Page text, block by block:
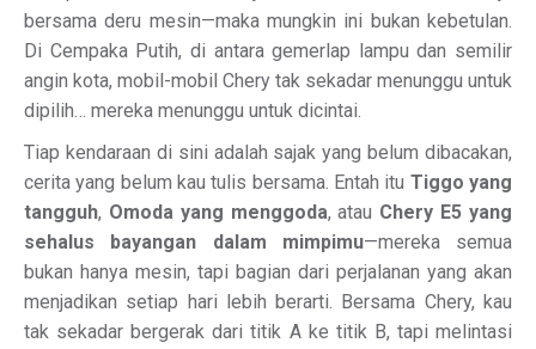
bersama deru mesin—maka mungkin ini bukan kebetulan.
Di Cempaka Putih, di antara gemerlap lampu dan semilir
angin kota, mobil-mobil Chery tak sekadar menunggu untuk
dipilih… mereka menunggu untuk dicintai.
Tiap kendaraan di sini adalah sajak yang belum dibacakan,
cerita yang belum kau tulis bersama. Entah itu Tiggo yang
tangguh, Omoda yang menggoda, atau Chery E5 yang
sehalus bayangan dalam mimpimu—mereka semua
bukan hanya mesin, tapi bagian dari perjalanan yang akan
menjadikan setiap hari lebih berarti. Bersama Chery, kau
tak sekadar bergerak dari titik A ke titik B, tapi melintasi